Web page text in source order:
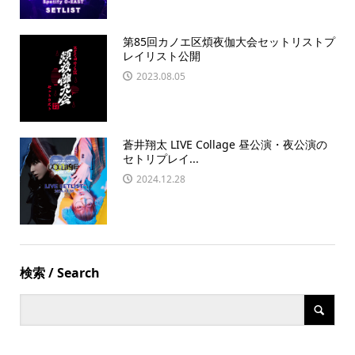
第85回カノエ区煩夜伽大会セットリストプ
レイリスト公開
2023.08.05
蒼井翔太 LIVE Collage 昼公演・夜公演の
セトリプレイ...
2024.12.28
検索 / Search